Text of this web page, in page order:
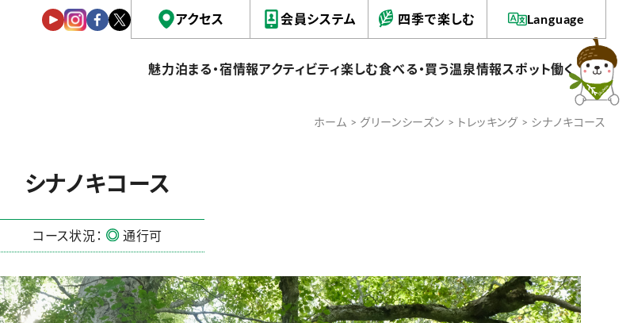
アクセス 会員システム 四季で楽しむ Language
魅力泊まる・宿情報アクティビティ楽しむ食べる・買う温泉情報スポット働く
ホーム > グリーンシーズン > トレッキング > シナノキコース
シナノキコース
コース状況： 通行可